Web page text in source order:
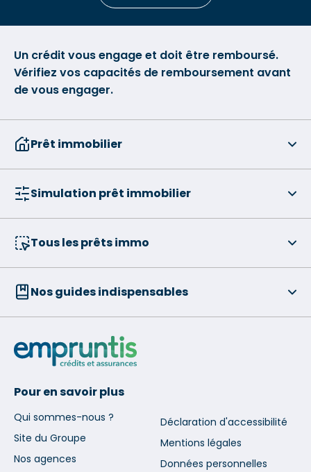
Un crédit vous engage et doit être remboursé.
Vérifiez vos capacités de remboursement avant
de vous engager.
Prêt immobilier
Simulation prêt immobilier
Tous les prêts immo
Nos guides indispensables
Pour en savoir plus
Qui sommes-nous ?
Site du Groupe
Nos agences
Déclaration d'accessibilité
Mentions légales
Données personnelles